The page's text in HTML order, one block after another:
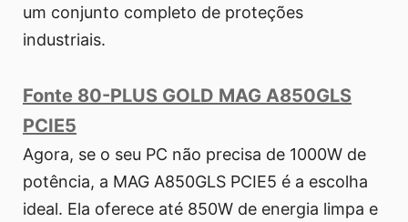
um conjunto completo de proteções
industriais.
Fonte 80-PLUS GOLD MAG A850GLS
PCIE5
Agora, se o seu PC não precisa de 1000W de
potência, a MAG A850GLS PCIE5 é a escolha
ideal. Ela oferece até 850W de energia limpa e